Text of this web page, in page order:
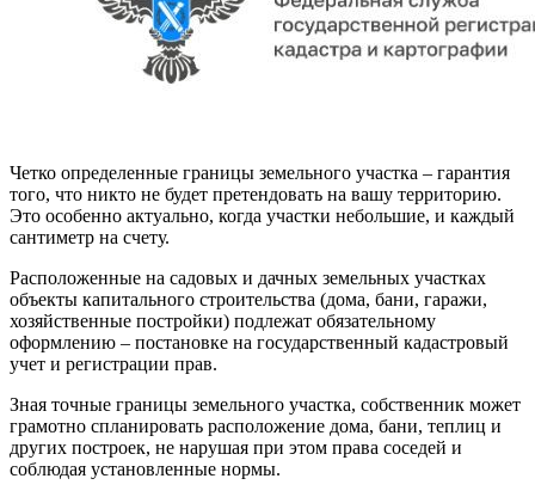
Четко определенные границы земельного участка – гарантия
того, что никто не будет претендовать на вашу территорию.
Это особенно актуально, когда участки небольшие, и каждый
сантиметр на счету.
Расположенные на садовых и дачных земельных участках
объекты капитального строительства (дома, бани, гаражи,
хозяйственные постройки) подлежат обязательному
оформлению – постановке на государственный кадастровый
учет и регистрации прав.
Зная точные границы земельного участка, собственник может
грамотно спланировать расположение дома, бани, теплиц и
других построек, не нарушая при этом права соседей и
соблюдая установленные нормы.